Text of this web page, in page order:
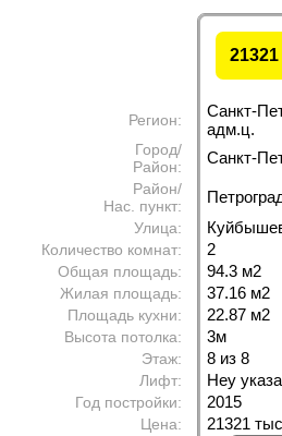
Регион:
Санкт-
адм.ц.
Город/
Район:
Санкт-
Район/
Нас. пункт:
Улица:
Количество комнат: 2
Общая площадь: 94.3 м2
Жилая площадь: 37.16 м2
Площадь кухни: 22.87 м2
Высота потолка: 3м
Этаж: 8 из 8
Лифт: Неу
Год постройки: 2015
Цена: 21321